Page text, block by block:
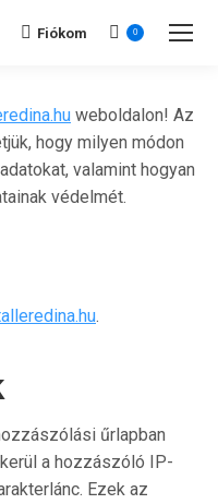
Fiókom 0
weboldalon! Az
hogy milyen módon
valamint hogyan
védelmét.
.
űrlapban
a hozzászóló IP-
Ezek az